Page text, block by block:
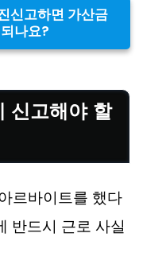
신고하면 가산금
나요?
신고해야 할
르바이트를 했다
반드시 근로 사실